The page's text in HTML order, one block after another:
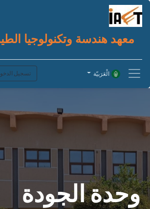
معهد هندسة وتكنولوجيا
تسجيل الْعَرَبيّة
وحدة